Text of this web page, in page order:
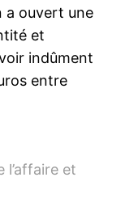
a ouvert une
et
indûment
entre
et